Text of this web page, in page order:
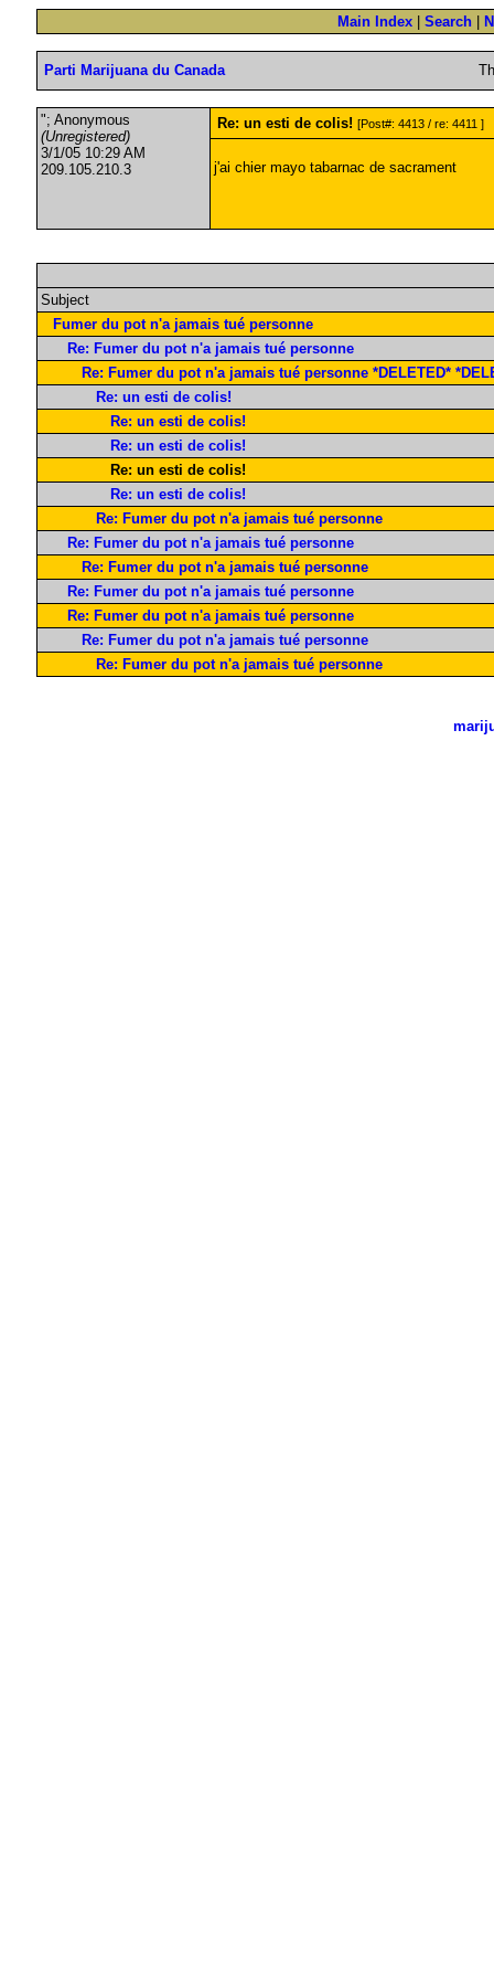
Main Index Search
Parti Marijuana du Canada
"; Anonymous
(Unregistered)
3/1/05 10:29 AM
209.105.210.3
Re: un esti de colis! [Post#: 4413 / re: 4411 ]
j'ai chier mayo tabarnac de sacrament
Subject
Fumer du pot n'a jamais tué personne
Re: Fumer du pot n'a jamais tué personne
Re: Fumer du pot n'a jamais tué personne *DELETED*
Re: un esti de colis!
Re: un esti de colis!
Re: un esti de colis!
Re: un esti de colis!
Re: un esti de colis!
Re: Fumer du pot n'a jamais tué personne
Re: Fumer du pot n'a jamais tué personne
Re: Fumer du pot n'a jamais tué personne
Re: Fumer du pot n'a jamais tué personne
Re: Fumer du pot n'a jamais tué personne
Re: Fumer du pot n'a jamais tué personne
Re: Fumer du pot n'a jamais tué personne